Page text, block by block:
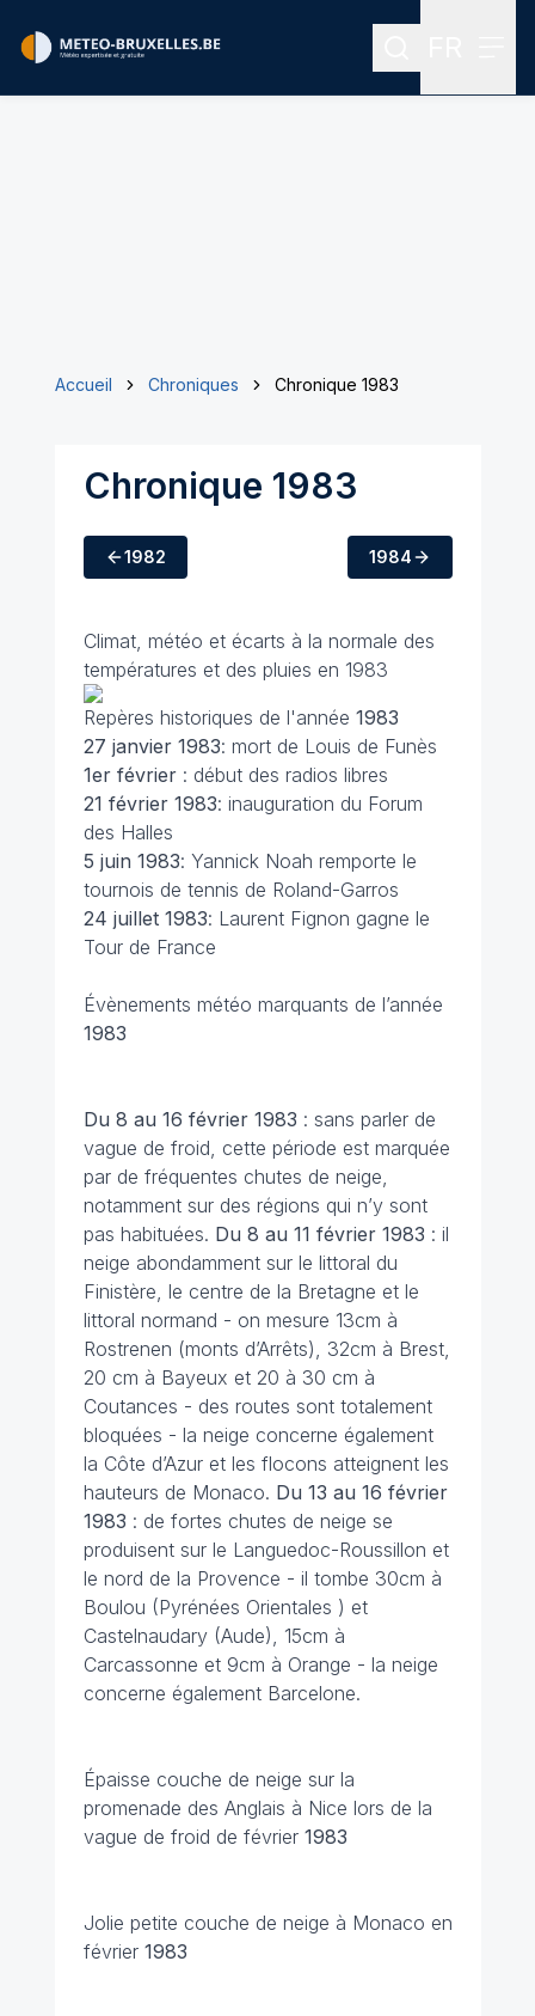
Rechercher
Accueil Chroniques Chronique 1983
Chronique 1983
1982 1984
Climat, météo et écarts à la normale des
températures et des pluies en 1983
Repères historiques de l'année 1983
27 janvier 1983: mort de Louis de Funès
1er février: début des radios libres
21 février 1983: inauguration du Forum
des Halles
5 juin 1983: Yannick Noah remporte le
tournois de tennis de Roland-Garros
24 juillet 1983: Laurent Fignon gagne le
Tour de France
Évènements météo marquants de l’année
1983
Du 8 au 16 février 1983 : sans parler de
vague de froid, cette période est marquée
par de fréquentes chutes de neige,
notamment sur des régions qui n’y sont
pas habituées. Du 8 au 11 février 1983 : il
neige abondamment sur le littoral du
Finistère, le centre de la Bretagne et le
littoral normand - on mesure 13cm à
Rostrenen (monts d’Arrêts), 32cm à Brest,
20 cm à Bayeux et 20 à 30 cm à
Coutances - des routes sont totalement
bloquées - la neige concerne également
la Côte d’Azur et les flocons atteignent les
hauteurs de Monaco. Du 13 au 16 février
1983 : de fortes chutes de neige se
produisent sur le Languedoc-Roussillon et
le nord de la Provence - il tombe 30cm à
Boulou (Pyrénées Orientales ) et
Castelnaudary (Aude), 15cm à
Carcassonne et 9cm à Orange - la neige
concerne également Barcelone.
Épaisse couche de neige sur la
promenade des Anglais à Nice lors de la
vague de froid de février 1983
Jolie petite couche de neige à Monaco en
février 1983